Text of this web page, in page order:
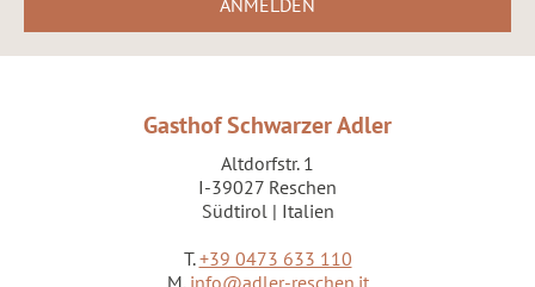
Gasthof Schwarzer Adler
Altdorfstr. 1
I-39027 Reschen
Südtirol | Italien
T.+39 0473 633 110
M. info@adler-reschen.it